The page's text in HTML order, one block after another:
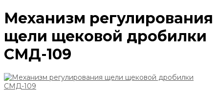
Механизм регулирования
щели щековой дробилки
СМД-109